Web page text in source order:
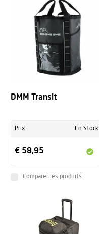
DMM Transit
Prix En Stock
€ 58,95
Comparer les produits